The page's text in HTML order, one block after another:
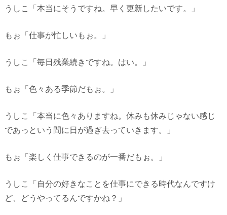
うしこ「本当にそうですね。早く更新したいです。」
もぉ「仕事が忙しいもぉ。」
うしこ「毎日残業続きですね。はい。」
もぉ「色々ある季節だもぉ。」
うしこ「本当に色々ありますね。休みも休みじゃない感じ
であっという間に日が過ぎ去っていきます。」
もぉ「楽しく仕事できるのが一番だもぉ。」
うしこ「自分の好きなことを仕事にできる時代なんですけ
ど、どうやってるんですかね？」